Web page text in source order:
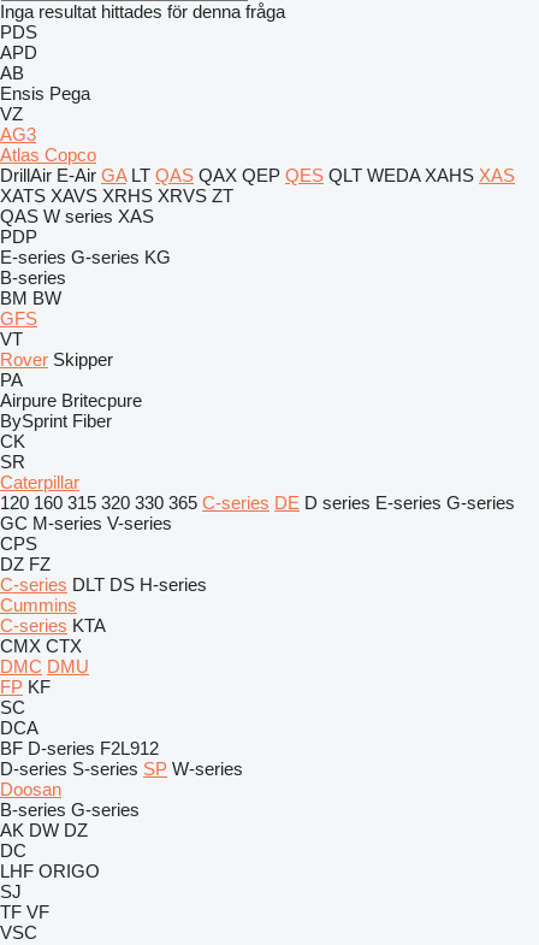
Inga resultat hittades för denna fråga
PDS
APD
AB
Ensis Pega
VZ
AG3
Atlas Copco
DrillAir E-Air GA LT QAS QAX QEP QES QLT WEDA XAHS XAS
XATS XAVS XRHS XRVS ZT
QAS W series XAS
PDP
E-series G-series KG
B-series
BM BW
GFS
VT
Rover Skipper
PA
Airpure Britecpure
BySprint Fiber
CK
SR
Caterpillar
120 160 315 320 330 365 C-series DE D series E-series G-series
GC M-series V-series
CPS
DZ FZ
C-series DLT DS H-series
Cummins
C-series KTA
CMX CTX
DMC DMU
FP KF
SC
DCA
BF D-series F2L912
D-series S-series SP W-series
Doosan
B-series G-series
AK DW DZ
DC
LHF ORIGO
SJ
TF VF
VSC